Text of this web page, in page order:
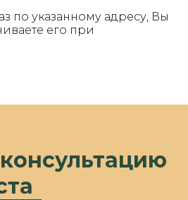
по указанному адресу, Вы
его при